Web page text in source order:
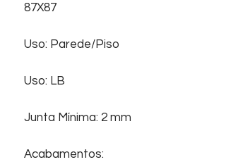
87X87
Uso: Parede/Piso
Uso: LB
Junta Mínima: 2 mm
Acabamentos: